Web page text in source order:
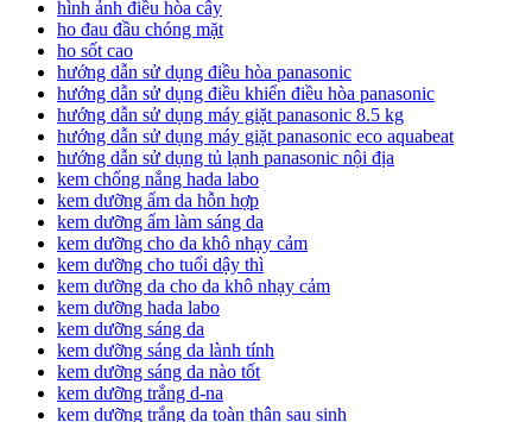
hình ảnh điều hòa cây
ho đau đầu chóng mặt
ho sốt cao
hướng dẫn sử dụng điều hòa panasonic
hướng dẫn sử dụng điều khiển điều hòa panasonic
hướng dẫn sử dụng máy giặt panasonic 8.5 kg
hướng dẫn sử dụng máy giặt panasonic eco aquabeat
hướng dẫn sử dụng tủ lạnh panasonic nội địa
kem chống nắng hada labo
kem dưỡng ẩm da hỗn hợp
kem dưỡng ẩm làm sáng da
kem dưỡng cho da khô nhạy cảm
kem dưỡng cho tuổi dậy thì
kem dưỡng da cho da khô nhạy cảm
kem dưỡng hada labo
kem dưỡng sáng da
kem dưỡng sáng da lành tính
kem dưỡng sáng da nào tốt
kem dưỡng trắng d-na
kem dưỡng trắng da toàn thân sau sinh